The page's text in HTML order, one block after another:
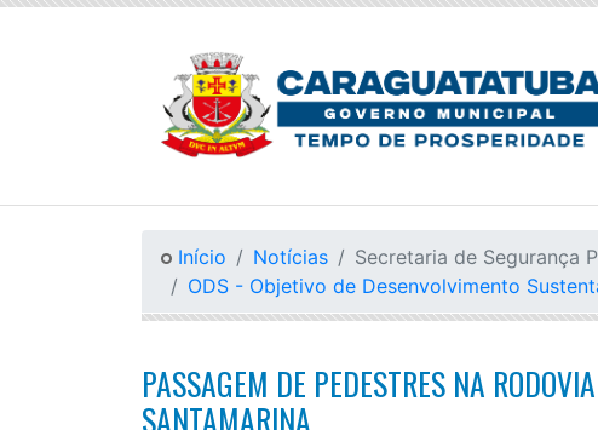
Início Notícias
Secretaria de Segurança
ODS - Objetivo de Desenvolvimento
PASSAGEM DE PEDESTRES NA
SANTAMARINA